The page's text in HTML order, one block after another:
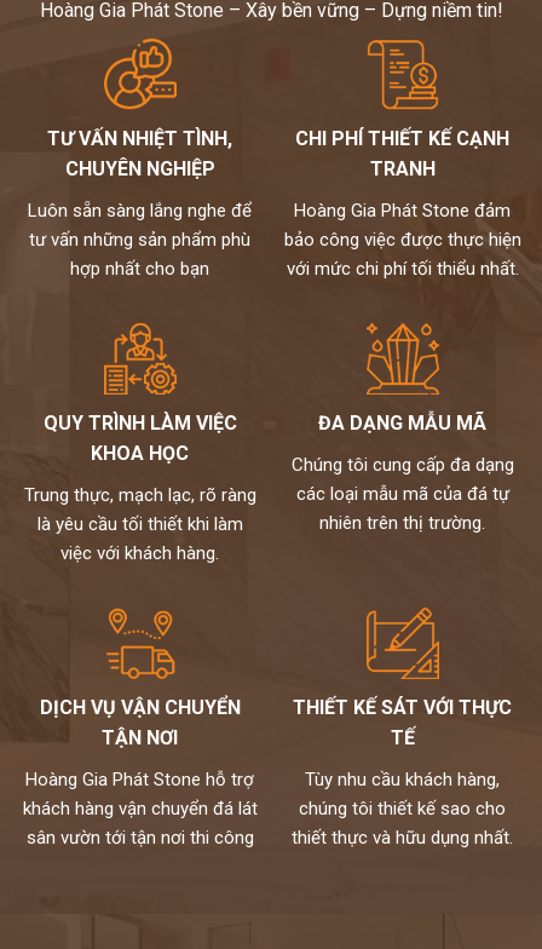
Hoàng Gia Phát Stone – Xây bền vững – Dựng niềm tin!
TƯ VẤN NHIỆT TÌNH,
CHUYÊN NGHIỆP
Luôn sẵn sàng lắng nghe để
tư vấn những sản phẩm phù
hợp nhất cho bạn
CHI PHÍ THIẾT KẾ CẠNH
TRANH
Hoàng Gia Phát Stone đảm
bảo công việc được thực hiện
với mức chi phí tối thiểu nhất.
QUY TRÌNH LÀM VIỆC
KHOA HỌC
Trung thực, mạch lạc, rõ ràng
là yêu cầu tối thiết khi làm
việc với khách hàng.
ĐA DẠNG MẪU MÃ
Chúng tôi cung cấp đa dạng
các loại mẫu mã của đá tự
nhiên trên thị trường.
DỊCH VỤ VẬN CHUYỂN
TẬN NƠI
Hoàng Gia Phát Stone hỗ trợ
khách hàng vận chuyển đá lát
sân vườn tới tận nơi thi công
THIẾT KẾ SÁT VỚI THỰC
TẾ
Tùy nhu cầu khách hàng,
chúng tôi thiết kế sao cho
thiết thực và hữu dụng nhất.